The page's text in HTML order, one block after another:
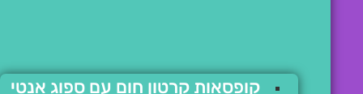
קופסאות קרטון חום עם ספוג אנטי